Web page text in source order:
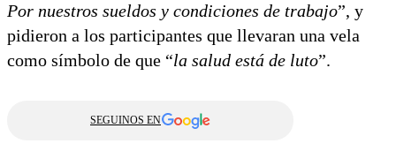
Por nuestros sueldos y condiciones de trabajo”, y
pidieron a los participantes que llevaran una vela
como símbolo de que “la salud está de luto”.
SEGUINOS EN